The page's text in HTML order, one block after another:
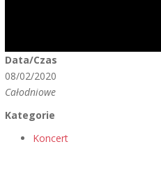
Data/Czas
08/02/2020
Całodniowe
Kategorie
Koncert